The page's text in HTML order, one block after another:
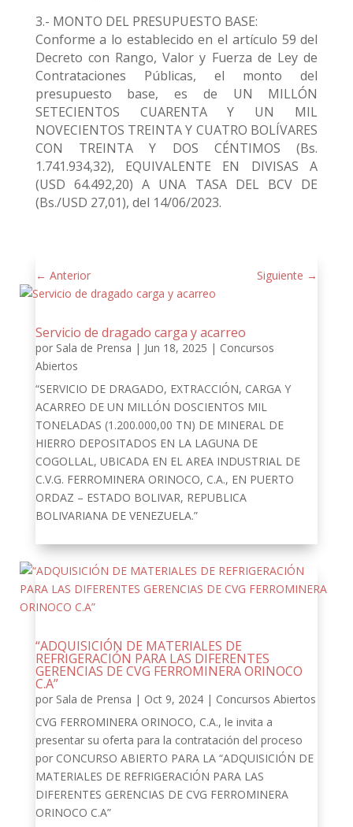
3.- MONTO DEL PRESUPUESTO BASE:
Conforme a lo establecido en el artículo 59 del
Decreto con Rango, Valor y Fuerza de Ley de
Contrataciones Públicas, el monto del
presupuesto base, es de UN MILLÓN
SETECIENTOS CUARENTA Y UN MIL
NOVECIENTOS TREINTA Y CUATRO BOLÍVARES
CON TREINTA Y DOS CÉNTIMOS (Bs.
1.741.934,32), EQUIVALENTE EN DIVISAS A
(USD 64.492,20) A UNA TASA DEL BCV DE
(Bs./USD 27,01), del 14/06/2023.
← Anterior Siguiente →
Servicio de dragado carga y acarreo
por Sala de Prensa | Jun 18, 2025 | Concursos
Abiertos
“SERVICIO DE DRAGADO, EXTRACCIÓN, CARGA Y
ACARREO DE UN MILLÓN DOSCIENTOS MIL
TONELADAS (1.200.000,00 TN) DE MINERAL DE
HIERRO DEPOSITADOS EN LA LAGUNA DE
COGOLLAL, UBICADA EN EL AREA INDUSTRIAL DE
C.V.G. FERROMINERA ORINOCO, C.A., EN PUERTO
ORDAZ – ESTADO BOLIVAR, REPUBLICA
BOLIVARIANA DE VENEZUELA.”
“ADQUISICIÓN DE MATERIALES DE
REFRIGERACIÓN PARA LAS DIFERENTES
GERENCIAS DE CVG FERROMINERA ORINOCO
C.A”
por Sala de Prensa | Oct 9, 2024| Concursos Abiertos
CVG FERROMINERA ORINOCO, C.A., le invita a
presentar su oferta para la contratación del proceso
por CONCURSO ABIERTO PARA LA “ADQUISICIÓN DE
MATERIALES DE REFRIGERACIÓN PARA LAS
DIFERENTES GERENCIAS DE CVG FERROMINERA
ORINOCO C.A”